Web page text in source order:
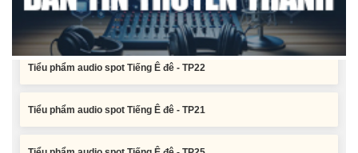
Tiểu phẩm audio spot Tiếng Ê đê - TP23
Tiểu phẩm audio spot Tiếng Ê đê - TP22